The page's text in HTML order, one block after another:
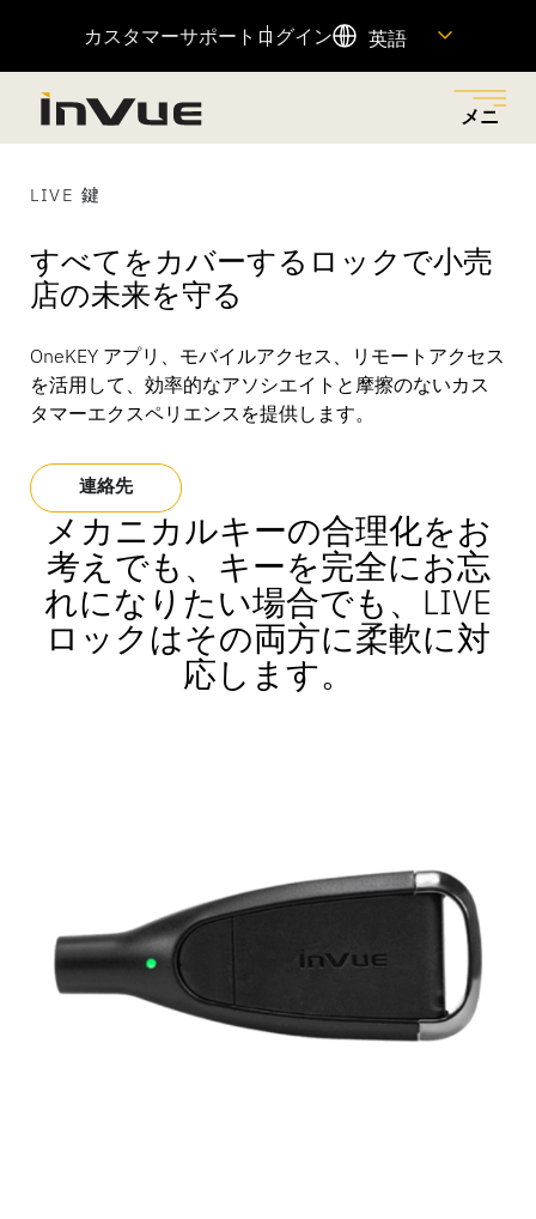
カスタマーサポート ログイン 英語
メニ
メニューに戻る
ソリューション
可を与え、摩擦のない顧客ショッピング体験を通じて
売上を増加させるビジネス・ソリューションをご覧く
ださい。
資産保護
アクセス・コントロール
コネクテッド・ストア
メニューに戻る
産業
リューションで、さまざまな業種に対応しています。
DIYと住宅リフォーム
ヘルス＆ビューティー
メニューに戻る
製品紹介
向上させるために設計された、接続された製品ポート
フォリオ。
OnePOD マックス
OneKEY エコシステム
LIVE ロック
MagStand
吊り下げ商品のセキュリティ
メニューに戻る
会社概要
人々、そして私たちのチームに参加する方法をご覧く
ださい。
会社概要
持続可能性
企業パートナーシップ
メニューに戻る
リソース
ポートチームへのアクセスをご覧いただけます。
ヘルプセンター
ケーススタディ
LIVE 鍵
すべてをカバーするロックで小売
店の未来を守る
OneKEY アプリ、モバイルアクセス、リモートアクセス
を活用して、効率的なアソシエイトと摩擦のないカス
タマーエクスペリエンスを提供します。
連絡先
メカニカルキーの合理化をお
考えでも、キーを完全にお忘
れになりたい場合でも、LIVE
ロックはその両方に柔軟に対
応します。